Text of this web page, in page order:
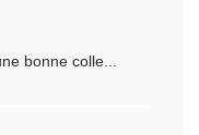
bonne colle...